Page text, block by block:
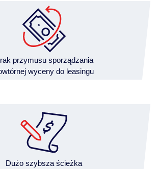
przymusu sporządzania
wyceny do leasingu
Dużo szybsza ścieżka